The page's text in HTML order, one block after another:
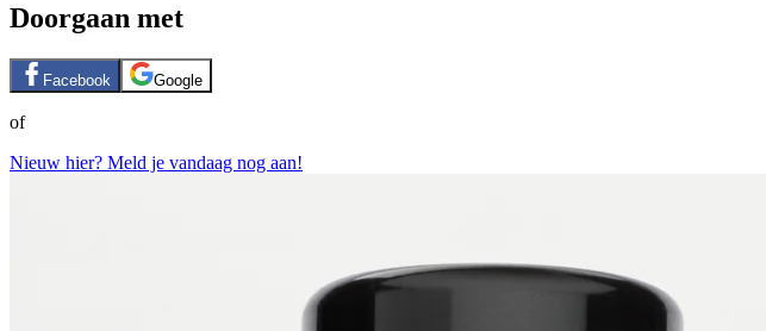
Doorgaan met
Facebook Google
of
Nieuw hier? Meld je vandaag nog aan!